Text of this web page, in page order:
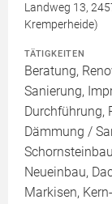
Landweg 13,
Kremperheide)
TÄTIGKEITEN
Beratung,
Sanierung,
Durchführung,
Dämmung /
Neueinbau,
Markisen,